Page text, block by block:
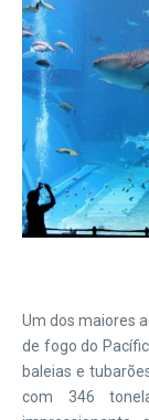
Um dos maiores
de fogo do
baleias e
com 346